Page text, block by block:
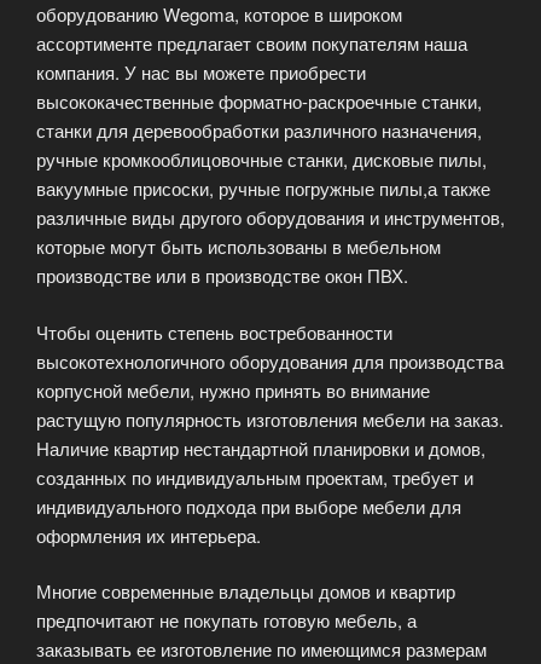
оборудованию Wegoma, которое в широком
ассортименте предлагает своим покупателям наша
компания. У нас вы можете приобрести
высококачественные форматно-раскроечные станки,
станки для деревообработки различного назначения,
ручные кромкооблицовочные станки, дисковые пилы,
вакуумные присоски, ручные погружные пилы,а также
различные виды другого оборудования и инструментов,
которые могут быть использованы в мебельном
производстве или в производстве окон ПВХ.
Чтобы оценить степень востребованности
высокотехнологичного оборудования для производства
корпусной мебели, нужно принять во внимание
растущую популярность изготовления мебели на заказ.
Наличие квартир нестандартной планировки и домов,
созданных по индивидуальным проектам, требует и
индивидуального подхода при выборе мебели для
оформления их интерьера.
Многие современные владельцы домов и квартир
предпочитают не покупать готовую мебель, а
заказывать ее изготовление по имеющимся размерам